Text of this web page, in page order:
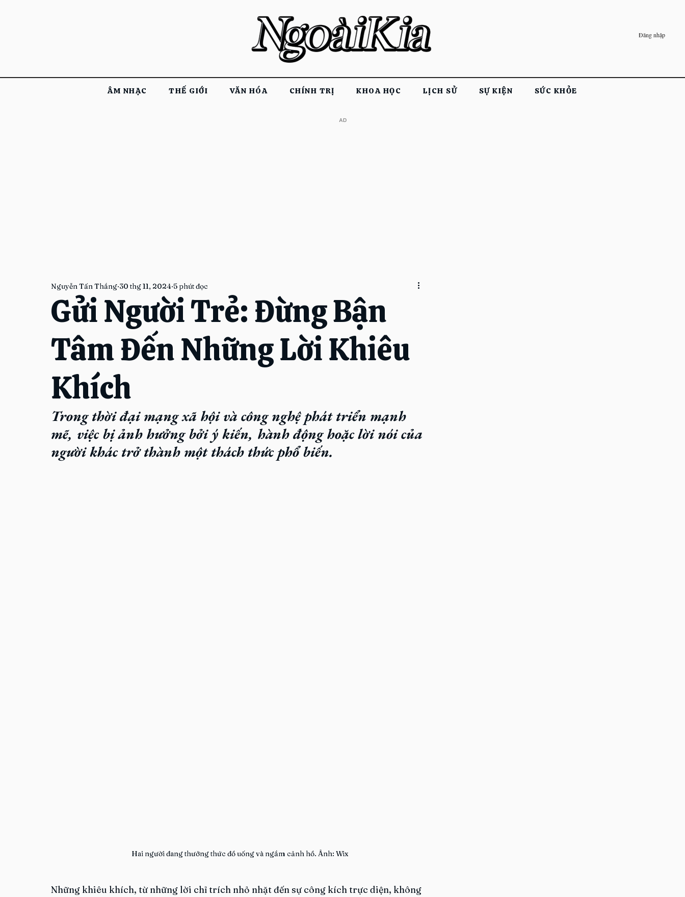
Đăng nhập
ÂM NHẠC THẾ GIỚI VĂN HÓA CHÍNH TRỊ KHOA HỌC LỊCH SỬ SỰ KIỆN SỨC KHỎE
​AD
Gửi Người Trẻ: Đừng Bận
Tâm Đến Những Lời Khiêu
Khích
Nguyễn Tấn Thắng 30 thg 11, 2024 5 phút đọc
Trong thời đại mạng xã hội và công nghệ phát triển mạnh
mẽ, việc bị ảnh hưởng bởi ý kiến, hành động hoặc lời nói của
người khác trở thành một thách thức phổ biến.
Hai người đang thưởng thức đồ uống và ngắm cảnh hồ. Ảnh: Wix
Những khiêu khích, từ những lời chỉ trích nhỏ nhặt đến sự công kích trực diện, không